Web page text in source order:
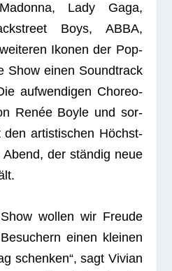
Lady Gaga,
Boys, ABBA,
Iko­nen der Pop­
Show einen Sound­track
auf­wen­di­gen Cho­reo­
Renée Boyle und sor­
den artis­ti­schen Höchst­
der stän­dig neue
wol­len wir Freude
einen klei­nen
schen­ken“, sagt Vivian